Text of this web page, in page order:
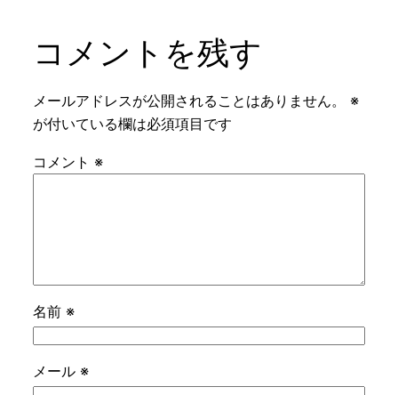
コメントを残す
メールアドレスが公開されることはありません。
※
が付いている欄は必須項目です
コメント ※
名前 ※
メール ※